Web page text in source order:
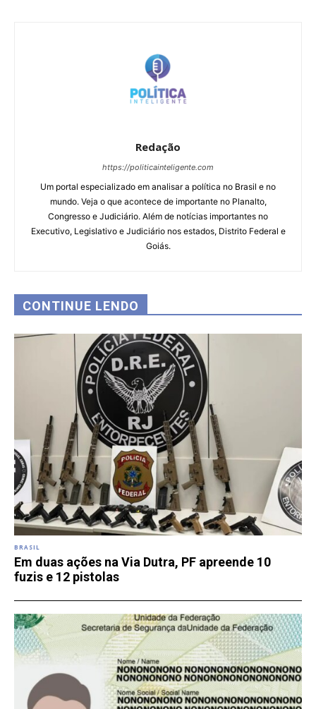
Redação
https://politicainteligente.com
Um portal especializado em analisar a política no Brasil e no
mundo. Veja o que acontece de importante no Planalto,
Congresso e Judiciário. Além de notícias importantes no
Executivo, Legislativo e Judiciário nos estados, Distrito Federal e
Goiás.
CONTINUE LENDO
BRASIL
Em duas ações na Via Dutra, PF apreende 10
fuzis e 12 pistolas